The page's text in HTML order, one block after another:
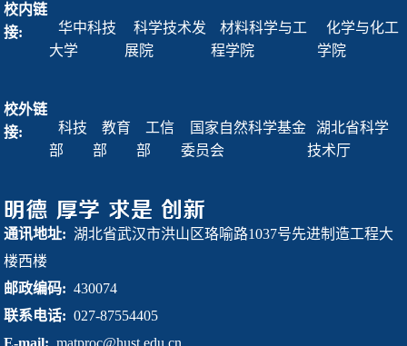
校内链
接:
华中科技
大学
科学技术发
展院
材料科学与工
程学院
化学与化工
学院
校外链
接:
科技
部
教育
部
工信
部
国家自然科学基金
委员会
湖北省科学
技术厅
通讯地址:湖北省武汉市洪山区珞喻路1037号先进制造工程大
楼西楼
邮政编码:430074
联系电话:027-87554405
E-mail:matproc@hust.edu.cn